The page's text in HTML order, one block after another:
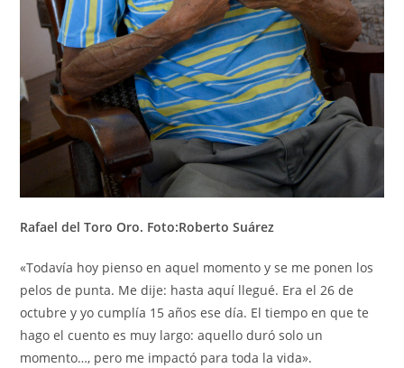
Rafael del Toro Oro. Foto:Roberto Suárez
«Todavía hoy pienso en aquel momento y se me ponen los
pelos de punta. Me dije: hasta aquí llegué. Era el 26 de
octubre y yo cumplía 15 años ese día. El tiempo en que te
hago el cuento es muy largo: aquello duró solo un
momento…, pero me impactó para toda la vida».